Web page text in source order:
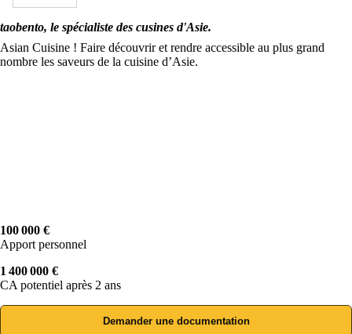
taobento, le spécialiste des cusines d'Asie.
Asian Cuisine ! Faire découvrir et rendre accessible au plus grand
nombre les saveurs de la cuisine d’Asie.
100 000 €
Apport personnel
1 400 000 €
CA potentiel après 2 ans
Demander une documentation